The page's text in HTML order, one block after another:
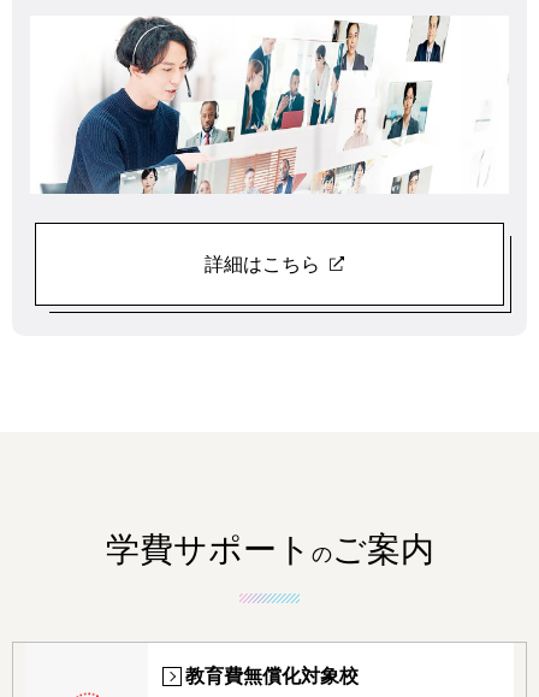
詳細はこちら
学費サポート のご案内
教育費無償化対象校